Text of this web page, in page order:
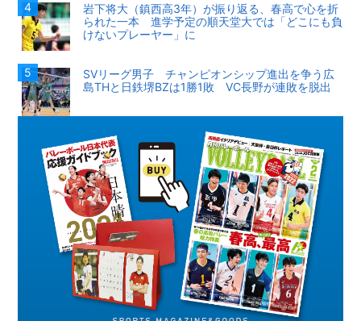
岩下将大（鎮西高3年）が振り返る、春高で心を折
られた一本 進学予定の順天堂大では「どこにも負
けないプレーヤー」に
SVリーグ男子 チャンピオンシップ進出を争う広
島THと日鉄堺BZは1勝1敗 VC長野が連敗を脱出